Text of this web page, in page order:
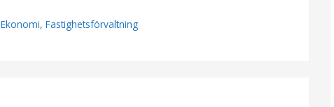
Ekonomi,Fastighetsförvaltning